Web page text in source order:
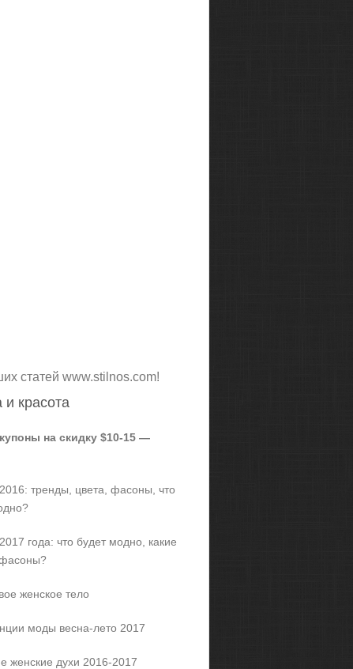
статей www.stilnos.com!
красота
на скидку $10-15 —
тренды, цвета, фасоны, что
года: что будет модно, какие
женское тело
моды весна-лето 2017
женские духи 2016-2017